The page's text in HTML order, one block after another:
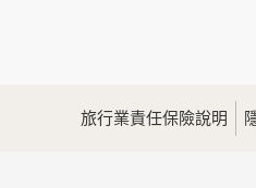
為提供精確的服務，我們會將收
分析，分析結果之統計數據或說
旅行業責任保險說明